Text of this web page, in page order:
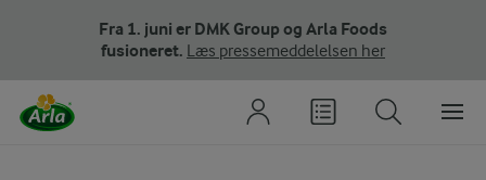
Fra 1. juni er DMK Group og Arla Foods
fusioneret. Læs pressemeddelelsen her